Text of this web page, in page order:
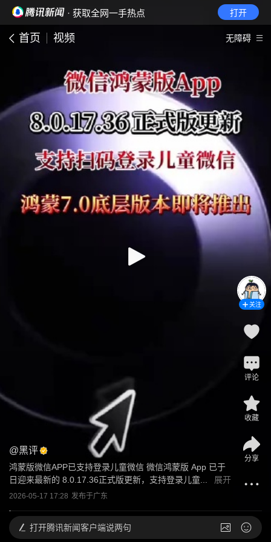
· 获取全网一手热点 打开
首页 视频 无障碍
@黑评
鸿蒙版微信APP已支持登录儿童微信 微信鸿蒙版 App 已于
日迎来最新的 8.0.17.36正式版更新，支持登录儿童...
展开
2026-05-17 17:28 发布于广东
关注
评论
收藏
分享
打开腾讯新闻客户端说两句